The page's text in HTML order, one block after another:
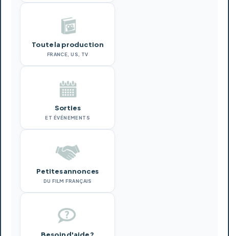
Toute la production
FRANCE, US, TV
Sorties
ET ÉVÉNEMENTS
Petites annonces
DU FILM FRANÇAIS